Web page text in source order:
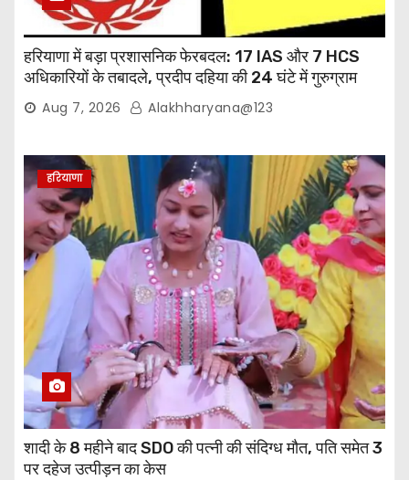
हरियाणा में बड़ा प्रशासनिक फेरबदल: 17 IAS और 7 HCS
अधिकारियों के तबादले, प्रदीप दहिया की 24 घंटे में गुरुग्राम
वापसीAug 7, 2026 Alakhharyana@123
हरियाणा
शादी के 8 महीने बाद SDO की पत्नी की संदिग्ध मौत, पति समेत 3
पर दहेज उत्पीड़न का केस